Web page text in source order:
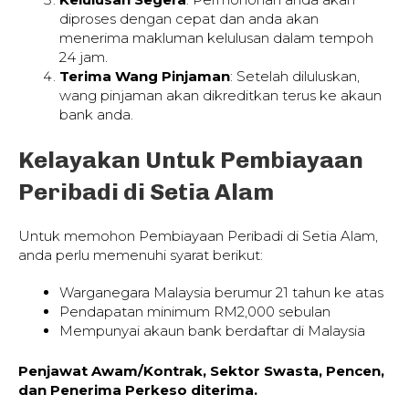
diproses dengan cepat dan anda akan
menerima makluman kelulusan dalam tempoh
24 jam.
Terima Wang Pinjaman: Setelah diluluskan,
wang pinjaman akan dikreditkan terus ke akaun
bank anda.
Kelayakan Untuk Pembiayaan
Peribadi di Setia Alam
Untuk memohon Pembiayaan Peribadi di Setia Alam,
anda perlu memenuhi syarat berikut:
Warganegara Malaysia berumur 21 tahun ke atas
Pendapatan minimum RM2,000 sebulan
Mempunyai akaun bank berdaftar di Malaysia
Penjawat Awam/Kontrak, Sektor Swasta, Pencen,
dan Penerima Perkeso diterima.